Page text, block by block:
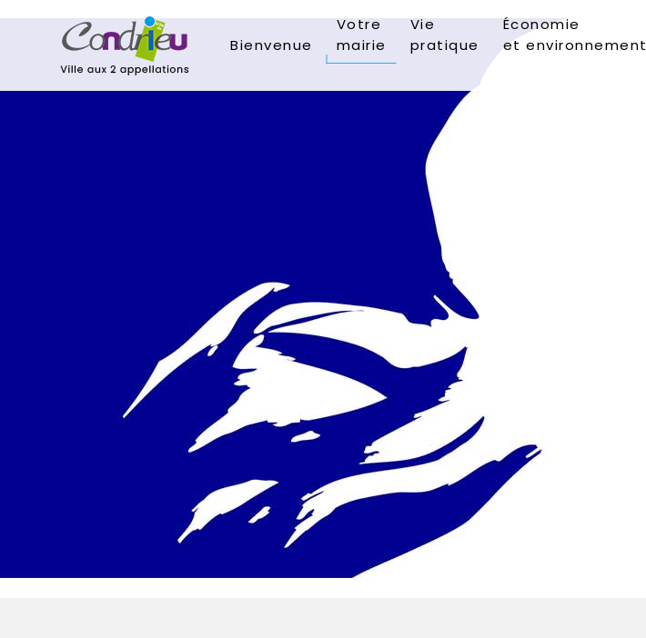
Bienvenue
Votre
mairie
Vie
pratique
Économie
et environnement